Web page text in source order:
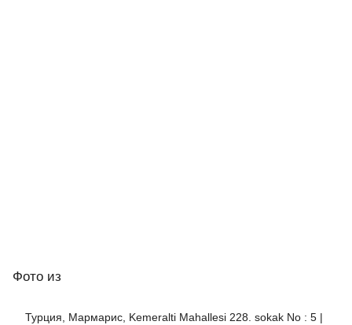
Фото из
Турция, Мармарис, Kemeralti Mahallesi 228. sokak No : 5 |